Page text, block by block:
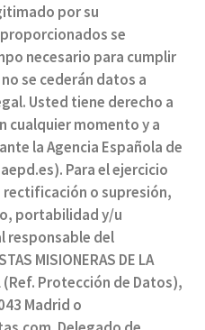
por su
se
necesario para cumplir
se cederán datos a
Usted tiene derecho a
cualquier momento y a
la Agencia Española de
Para el ejercicio
rectificación o supresión,
portabilidad y/u
responsable del
MISIONERAS DE LA
(Ref. Protección de Datos),
Madrid o